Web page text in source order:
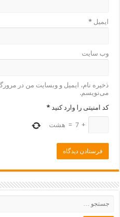
ایمیل*
وب‌ سایت
ذخیره نام، ایمیل و وبسایت من در
می‌نویسم.
کد امنیتی را وارد کنید *
+
7
= هشت